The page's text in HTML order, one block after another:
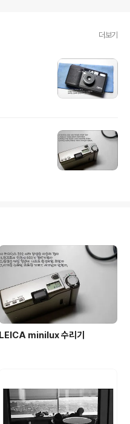
더보기
LEICA minilux 수리기